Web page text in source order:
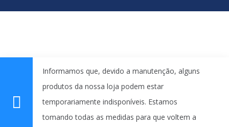
Informamos que, devido a manutenção, alguns
produtos da nossa loja podem estar
temporariamente indisponíveis. Estamos
tomando todas as medidas para que voltem a